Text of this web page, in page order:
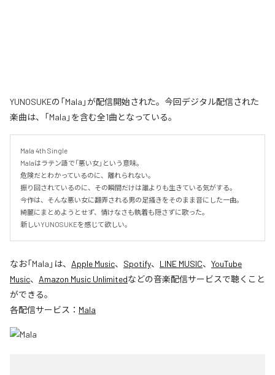
YUNOSUKEの「Mala」が配信開始された。今回デジタル配信された
楽曲は、「Mala」を含む全1曲となっている。
Mala 4th Single
Malaはラテン語で「悪い女」という意味。
危険だとわかっているのに、離れられない。
振り回されているのに、その瞬間だけは誰よりも生きている気がする。
今作は、そんな悪い女に翻弄される男の足掻きをそのまま音にした一曲。
綺麗にまとめようとせず、情けなさも執着も隠さずに歌った。
新しいYUNOSUKEを感じて欲しい。
なお「Mala 」は、 Apple Music、 Spotify、 LINE MUSIC、 YouTube
Music、 Amazon Music Unlimitedなどの音楽配信サービスで聴くこと
ができる。
各配信サービス： Mala